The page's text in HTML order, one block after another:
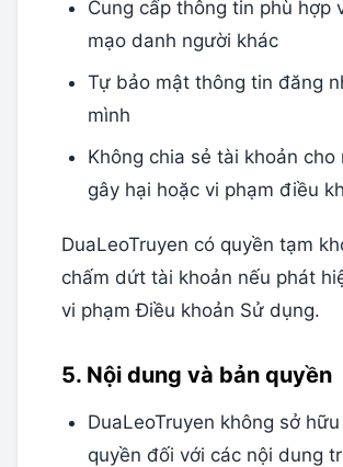
Cung cấp thông tin phù hợp
mạo danh người khác
Tự bảo mật thông tin đăng
mình
Không chia sẻ tài khoản cho
gây hại hoặc vi phạm điều
DuaLeoTruyen có quyền tạm
chấm dứt tài khoản nếu phát
vi phạm Điều khoản Sử dụng.
5. Nội dung và bản quyền
DuaLeoTruyen không sở
quyền đối với các nội dung